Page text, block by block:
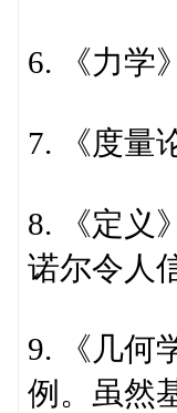
6. 《力学
7. 《度量
8. 《定义
诺尔令人
9. 《几何
例。虽然